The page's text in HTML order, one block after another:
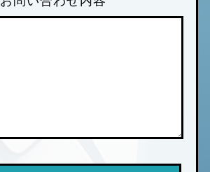
このフィールドは空のま